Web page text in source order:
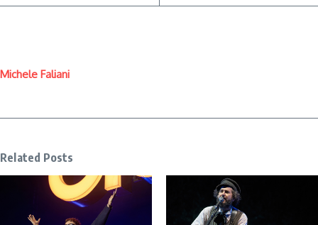
Michele Faliani
Related Posts